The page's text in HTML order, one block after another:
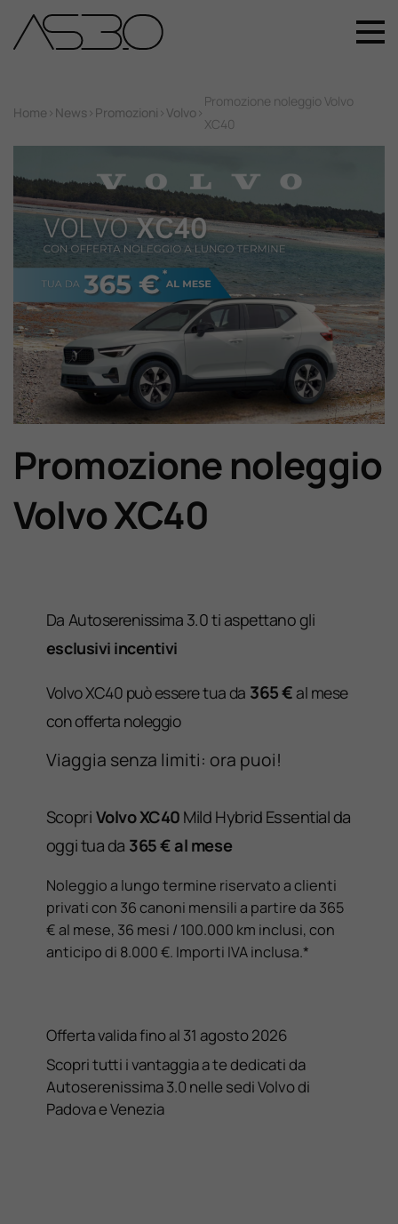
+39 049 899 4411
Auto Nuove
Auto Usate
Promozioni
Assistenza
Novità Sui Nostri Veicoli
Lavora Con Noi
Contattaci
Home > News > Promozioni > Volvo >
Promozione noleggio Volvo
XC40
Promozione noleggio
Volvo XC40
Da Autoserenissima 3.0 ti aspettano gli
esclusivi incentivi
Volvo XC40 può essere tua da 365 €al mese
con offerta noleggio
Viaggia senza limiti: ora puoi!
ScopriVolvo XC40Mild Hybrid Essential da
oggi tua da 365€ al mese
Noleggio a lungo termine riservato a clienti
privati con 36 canoni mensili a partire da 365
€ al mese, 36 mesi / 100.000 km inclusi, con
anticipo di 8.000 €. Importi IVA inclusa.*
Offerta valida fino al 31 agosto 2026
Scopri tutti i vantaggia a te dedicati da
Autoserenissima 3.0 nelle sedi Volvo di
Padova e Venezia